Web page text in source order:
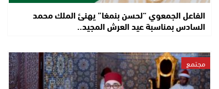
الفاعل الجمعوي “لحسن بنمغا” يهنئ الملك محمد
السادس بمناسبة عيد العرش المجيد..
مجتمع